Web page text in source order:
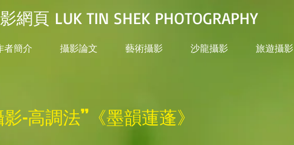
網頁 LUK TIN SHEK PHOTOGRAPHY
者簡介 攝影論文 藝術攝影 沙龍攝影 旅遊攝影
-高調法”《墨韻蓮蓬》